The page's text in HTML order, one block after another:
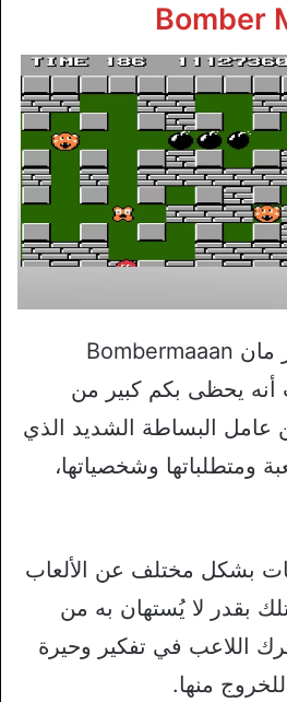
Bomber
بعد تحميل لعبة بومبر مان Bombermaaan
أنه يحظى بكم كبير من
عامل البساطة الشديد الذي
ومتطلباتها وشخصياتها،
بشكل مختلف عن الألعاب
بقدر لا يُستهان به من
اللاعب في تفكير وحيرة
منها.